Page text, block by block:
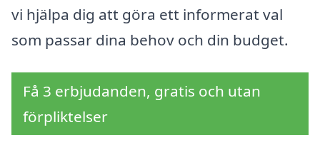
vi hjälpa dig att göra ett informerat val
som passar dina behov och din budget.
Få 3 erbjudanden, gratis och utan
förpliktelser